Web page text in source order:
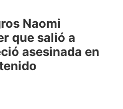
Naomi
que salió a
asesinada en